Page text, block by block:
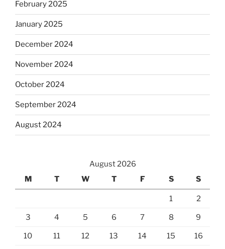
February 2025
January 2025
December 2024
November 2024
October 2024
September 2024
August 2024
August 2026
M
T W T F S S
1 2
3 4 5 6 7 8 9
10 11 12 13 14 15 16